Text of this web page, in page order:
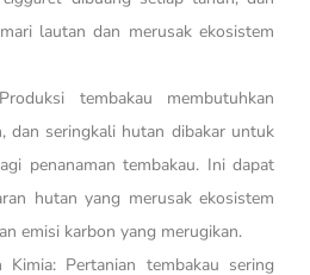
lautan dan merusak ekosistem
tembakau membutuhkan
dan seringkali hutan dibakar untuk
penanaman tembakau. Ini dapat
hutan yang merusak ekosistem
emisi karbon yang merugikan.
Kimia: Pertanian tembakau sering